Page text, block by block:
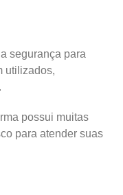
segurança para
utilizados,
possui muitas
para atender suas